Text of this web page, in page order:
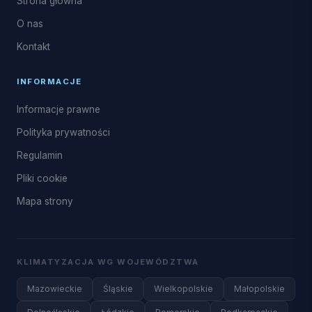
O nas
Kontakt
INFORMACJE
Informacje prawne
Polityka prywatności
Regulamin
Pliki cookie
Mapa strony
KLIMATYZACJA WG WOJEWÓDZTWA
Mazowieckie Śląskie Wielkopolskie Małopolskie